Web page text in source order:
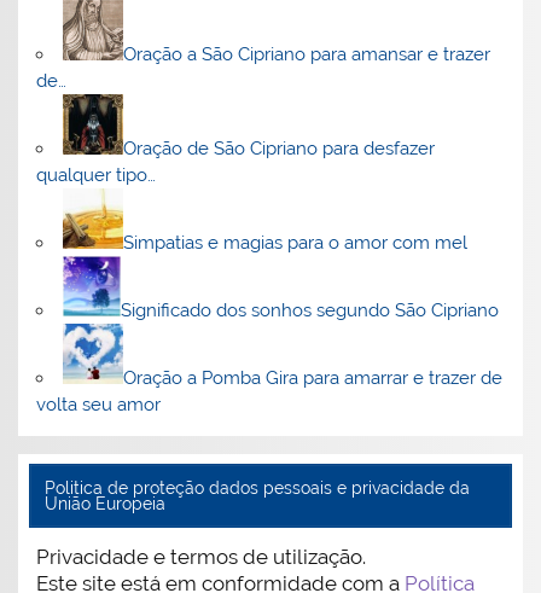
Oração a São Cipriano para amansar e trazer
de…
Oração de São Cipriano para desfazer
qualquer tipo…
Simpatias e magias para o amor com mel
Significado dos sonhos segundo São Cipriano
Oração a Pomba Gira para amarrar e trazer de
volta seu amor
Politica de proteção dados pessoais e privacidade da
União Europeia
Privacidade e termos de utilização.
Este site está em conformidade com a Política